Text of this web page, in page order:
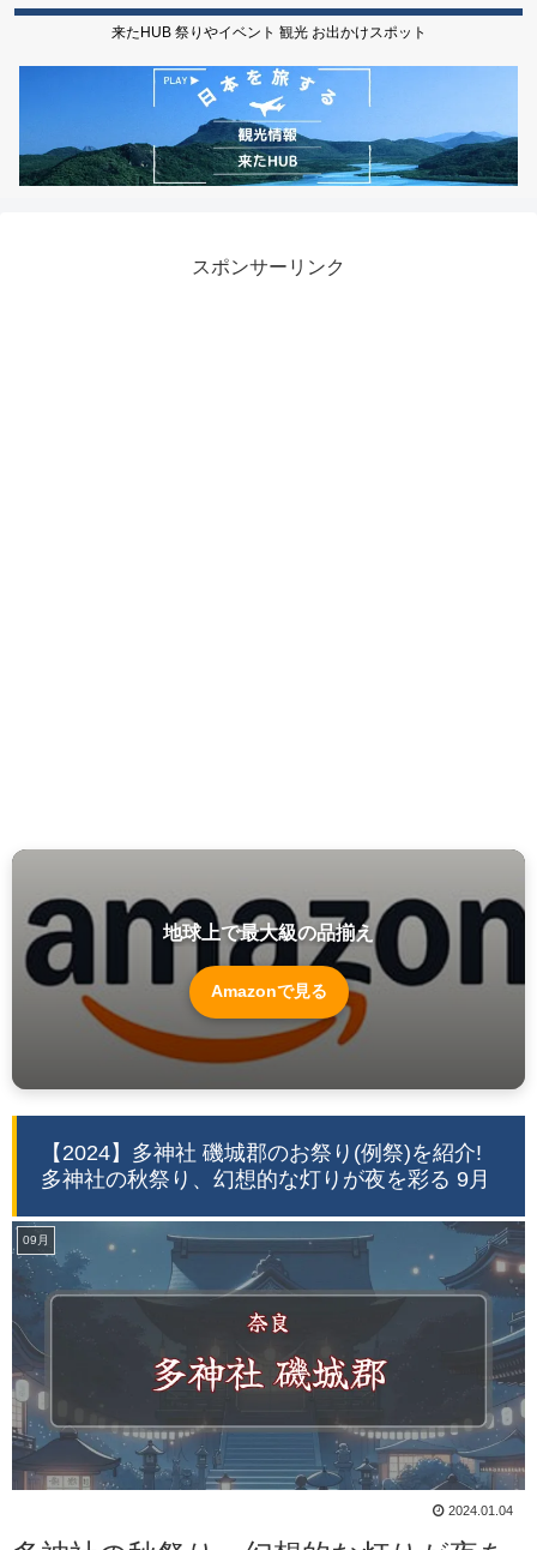
来たHUB 祭りやイベント 観光 お出かけスポット
スポンサーリンク
地球上で最大級の品揃え
Amazonで見る
【2024】多神社 磯城郡のお祭り(例祭)を紹介!
多神社の秋祭り、幻想的な灯りが夜を彩る 9月
09月
2024.01.04